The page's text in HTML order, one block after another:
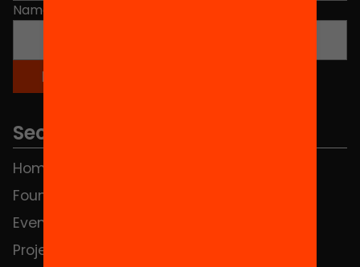
Name
Sections
Home
Foundation
Events
Projects